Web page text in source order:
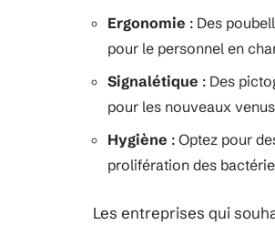
Ergonomie : Des
pour le personnel en
Signalétique : Des
pour les nouveaux
Hygiène : Optez pour
prolifération des
Les entreprises qui